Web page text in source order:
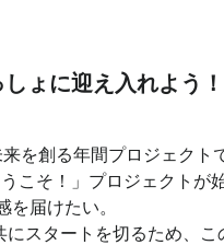
ょに迎え入れよう！
を創る年間プロジェクト
こそ！」プロジェクトが
届けたい。
スタートを切るため、こ